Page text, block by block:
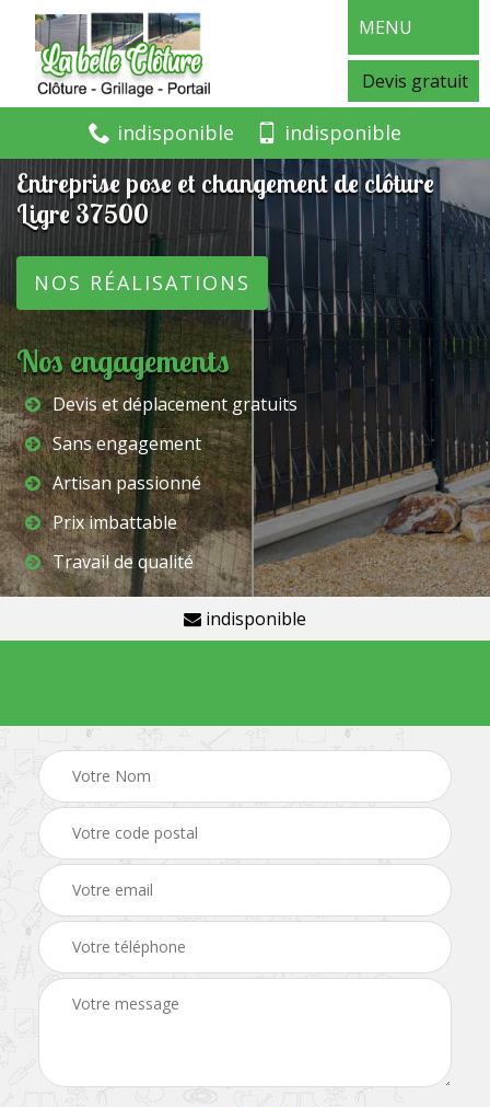
MENU
Devis gratuit
indisponible indisponible
Entreprise pose et changement de clôture
Ligre 37500
NOS RÉALISATIONS
Nos engagements
Devis et déplacement gratuits
Sans engagement
Artisan passionné
Prix imbattable
Travail de qualité
indisponible